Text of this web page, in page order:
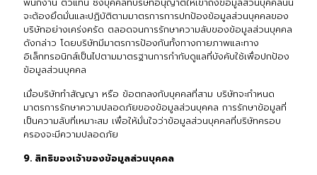
จะต้องยึดมั่นและปฏิบัติตามมาตรการการปกป้องข้อมูลส่วนบุคคลของ
บริษัทอย่างเคร่งครัด ตลอดจนการรักษาความลับของข้อมูลส่วนบุคคล
ดังกล่าว โดยบริษัทมีมาตรการป้องกันทั้งทางกายภาพและทาง
อิเล็กทรอนิกส์เป็นไปตามมาตรฐานการกำกับดูแลที่บังคับใช้เพื่อปกป้อง
ข้อมูลส่วนบุคคล
เมื่อบริษัททำสัญญา หรือ ข้อตกลงกับบุคคลที่สาม บริษัทจะกำหนด
มาตรการรักษาความปลอดภัยของข้อมูลส่วนบุคคล การรักษาข้อมูลที่
เป็นความลับที่เหมาะสม เพื่อให้มั่นใจว่าข้อมูลส่วนบุคคลที่บริษัทครอบ
ครองจะมีความปลอดภัย
9. สิทธิของเจ้าของข้อมูลส่วนบุคคล